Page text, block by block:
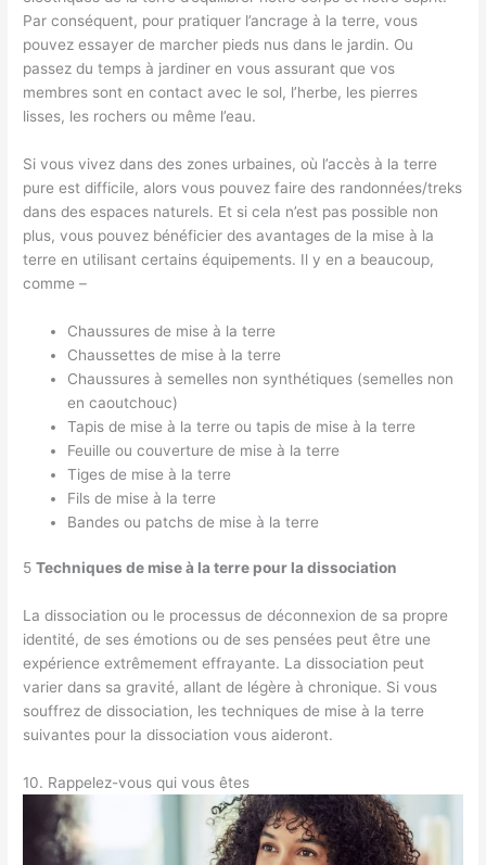
Par conséquent, pour pratiquer l’ancrage à la terre, vous
pouvez essayer de marcher pieds nus dans le jardin. Ou
passez du temps à jardiner en vous assurant que vos
membres sont en contact avec le sol, l’herbe, les pierres
lisses, les rochers ou même l’eau.
Si vous vivez dans des zones urbaines, où l’accès à la terre
pure est difficile, alors vous pouvez faire des randonnées/treks
dans des espaces naturels. Et si cela n’est pas possible non
plus, vous pouvez bénéficier des avantages de la mise à la
terre en utilisant certains équipements. Il y en a beaucoup,
comme –
Chaussures de mise à la terre
Chaussettes de mise à la terre
Chaussures à semelles non synthétiques (semelles non
en caoutchouc)
Tapis de mise à la terre ou tapis de mise à la terre
Feuille ou couverture de mise à la terre
Tiges de mise à la terre
Fils de mise à la terre
Bandes ou patchs de mise à la terre
5Techniques de mise à la terre pour la dissociation
La dissociation ou le processus de déconnexion de sa propre
identité, de ses émotions ou de ses pensées peut être une
expérience extrêmement effrayante. La dissociation peut
varier dans sa gravité, allant de légère à chronique. Si vous
souffrez de dissociation, les techniques de mise à la terre
suivantes pour la dissociation vous aideront.
10. Rappelez-vous qui vous êtes